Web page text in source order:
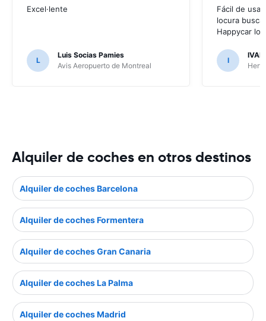
Excel·lente
L
Luis Socias Pamies
Avis Aeropuerto de Montreal
Fácil de
locura
Happycar lo
I
IVAN
Alquiler de coches en otros destinos
Alquiler de coches Barcelona
Alquiler de coches Formentera
Alquiler de coches Gran Canaria
Alquiler de coches La Palma
Alquiler de coches Madrid